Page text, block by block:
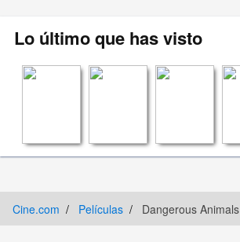
Lo último que has visto
Cine.com Películas Dangerous Animals